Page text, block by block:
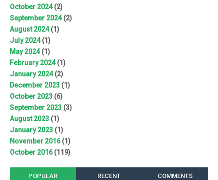
October 2024(2)
September 2024(2)
August 2024(1)
July 2024(1)
May 2024(1)
February 2024(1)
January 2024(2)
December 2023 (1)
October 2023 (6)
September 2023 (3)
August 2023 (1)
January 2023 (1)
November 2016(1)
October 2016(119)
POPULAR RECENT COMMENTS